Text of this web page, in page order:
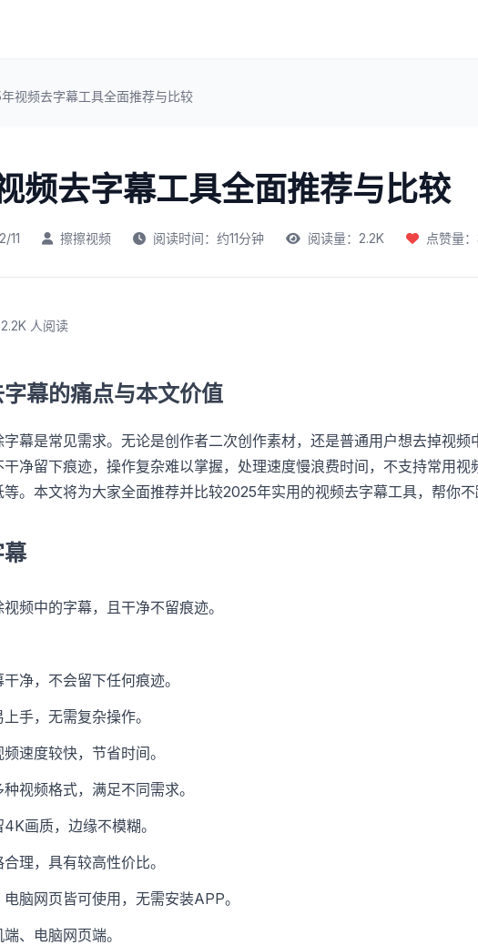
视频去字幕工具全面推荐与比较
频去字幕工具全面推荐与比较
11 擦擦视频 阅读时间：约11分钟 阅读量：2.2K 点赞量
人阅读
幕的痛点与本文价值
幕是常见需求。无论是创作者二次创作素材，还是普通用户想去掉视
净留下痕迹，操作复杂难以掌握，处理速度慢浪费时间，不支持常用
。本文将为大家全面推荐并比较2025年实用的视频去字幕工具，帮你
视频中的字幕，且干净不留痕迹。
干净，不会留下任何痕迹。
手，无需复杂操作。
频速度较快，节省时间。
种视频格式，满足不同需求。
4K画质，边缘不模糊。
合理，具有较高性价比。
电脑网页皆可使用，无需安装APP。
端、电脑网页端。